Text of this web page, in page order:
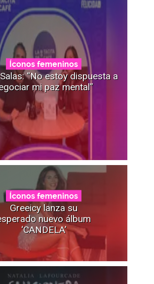
Íconos femeninos
“No estoy dispuesta a
mi paz mental”
Íconos femeninos
Greeicy lanza su
nuevo álbum
‘CANDELA’